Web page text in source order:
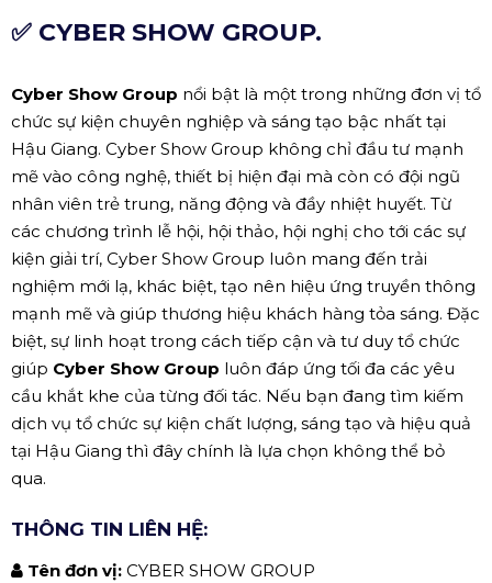
✅ CYBER SHOW GROUP.
Cyber Show Group nổi bật là một trong những đơn vị tổ
chức sự kiện chuyên nghiệp và sáng tạo bậc nhất tại
Hậu Giang. Cyber Show Group không chỉ đầu tư mạnh
mẽ vào công nghệ, thiết bị hiện đại mà còn có đội ngũ
nhân viên trẻ trung, năng động và đầy nhiệt huyết. Từ
các chương trình lễ hội, hội thảo, hội nghị cho tới các sự
kiện giải trí, Cyber Show Group luôn mang đến trải
nghiệm mới lạ, khác biệt, tạo nên hiệu ứng truyền thông
mạnh mẽ và giúp thương hiệu khách hàng tỏa sáng. Đặc
biệt, sự linh hoạt trong cách tiếp cận và tư duy tổ chức
giúp Cyber Show Group luôn đáp ứng tối đa các yêu
cầu khắt khe của từng đối tác. Nếu bạn đang tìm kiếm
dịch vụ tổ chức sự kiện chất lượng, sáng tạo và hiệu quả
tại Hậu Giang thì đây chính là lựa chọn không thể bỏ
qua.
THÔNG TIN LIÊN HỆ:
Tên đơn vị: CYBER SHOW GROUP